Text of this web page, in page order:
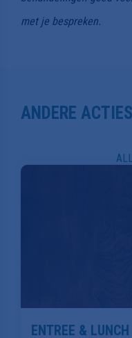
met je bespreken.
ANDERE
ENTREE &